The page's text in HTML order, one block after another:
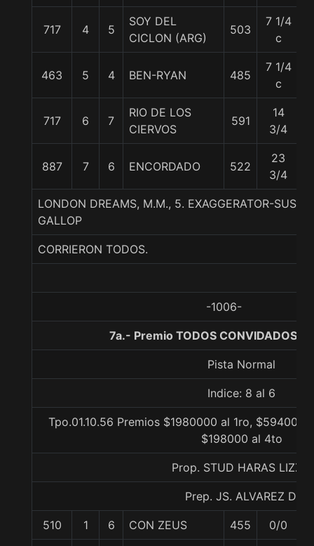
717 4 5
SOY DEL
CICLON (ARG)
503
7 1/4
c
463 5 4 BEN-RYAN 485
7 1/4
c
717 6 7
RIO DE LOS
CIERVOS
591
14
3/4
887 7 6 ENCORDADO 522
23
3/4
LONDON DREAMS, M.M., 5. EXAGGERATOR-
GALLOP
CORRIERON TODOS.
-1006-
7a.- Premio TODOS CONVIDADOS,
Pista Normal
Indice: 8 al 6
Tpo.01.10.56 Premios $1980000 al 1ro,
$198000 al 4to
Prop. STUD HARAS LIZZIE
Prep. JS. ALVAREZ D.
510 1 6 CON ZEUS 455 0/0